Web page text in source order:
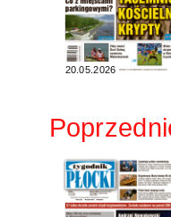
20.05.2026